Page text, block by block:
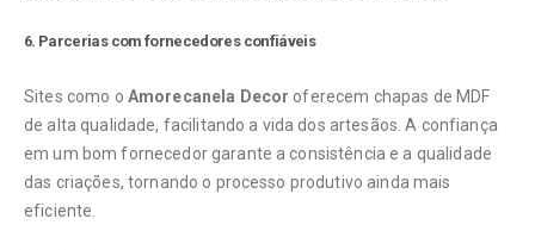
6. Parcerias com fornecedores confiáveis
Sites como o Amorecanela Decor oferecem chapas de MDF
de alta qualidade, facilitando a vida dos artesãos. A confiança
em um bom fornecedor garante a consistência e a qualidade
das criações, tornando o processo produtivo ainda mais
eficiente.